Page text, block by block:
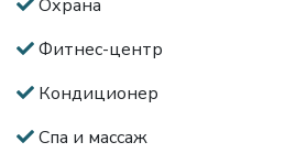
Охрана
Фитнес-центр
Кондиционер
Спа и массаж